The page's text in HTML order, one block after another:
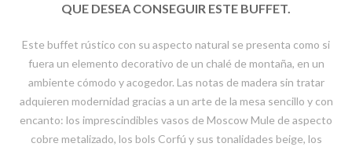
QUE DESEA CONSEGUIR ESTE BUFFET.
Este buffet rústico con su aspecto natural se presenta como si
fuera un elemento decorativo de un chalé de montaña, en un
ambiente cómodo y acogedor. Las notas de madera sin tratar
adquieren modernidad gracias a un arte de la mesa sencillo y con
encanto: los imprescindibles vasos de Moscow Mule de aspecto
cobre metalizado, los bols Corfú y sus tonalidades beige, los